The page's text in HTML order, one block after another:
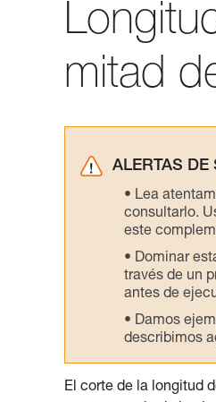
mitad
ALERTAS DE
Lea
consultarlo.
este
Dominar
través de un
antes de
Damos
describimos
El corte de la longitud